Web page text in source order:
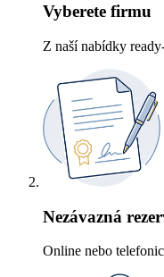
Vyberete firmu
Z naší nabídky
Nezávazná
Online nebo